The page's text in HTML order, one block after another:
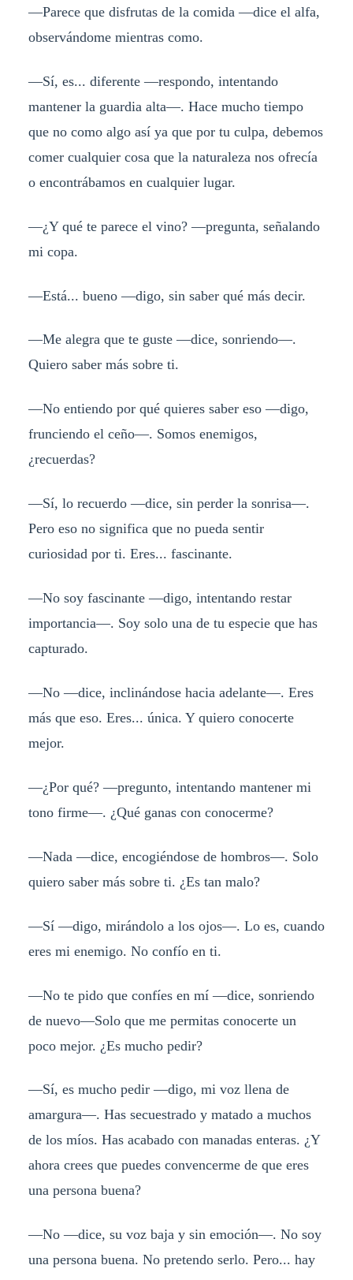
—Parece que disfrutas de la comida —dice el alfa,
observándome mientras como.
—Sí, es... diferente —respondo, intentando
mantener la guardia alta—. Hace mucho tiempo
que no como algo así ya que por tu culpa, debemos
comer cualquier cosa que la naturaleza nos ofrecía
o encontrábamos en cualquier lugar.
—¿Y qué te parece el vino? —pregunta, señalando
mi copa.
—Está... bueno —digo, sin saber qué más decir.
—Me alegra que te guste —dice, sonriendo—.
Quiero saber más sobre ti.
—No entiendo por qué quieres saber eso —digo,
frunciendo el ceño—. Somos enemigos,
¿recuerdas?
—Sí, lo recuerdo —dice, sin perder la sonrisa—.
Pero eso no significa que no pueda sentir
curiosidad por ti. Eres... fascinante.
—No soy fascinante —digo, intentando restar
importancia—. Soy solo una de tu especie que has
capturado.
—No —dice, inclinándose hacia adelante—. Eres
más que eso. Eres... única. Y quiero conocerte
mejor.
—¿Por qué? —pregunto, intentando mantener mi
tono firme—. ¿Qué ganas con conocerme?
—Nada —dice, encogiéndose de hombros—. Solo
quiero saber más sobre ti. ¿Es tan malo?
—Sí —digo, mirándolo a los ojos—. Lo es, cuando
eres mi enemigo. No confío en ti.
—No te pido que confíes en mí —dice, sonriendo
de nuevo—Solo que me permitas conocerte un
poco mejor. ¿Es mucho pedir?
—Sí, es mucho pedir —digo, mi voz llena de
amargura—. Has secuestrado y matado a muchos
de los míos. Has acabado con manadas enteras. ¿Y
ahora crees que puedes convencerme de que eres
una persona buena?
—No —dice, su voz baja y sin emoción—. No soy
una persona buena. No pretendo serlo. Pero... hay